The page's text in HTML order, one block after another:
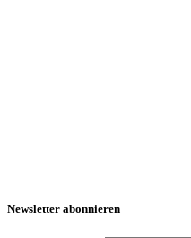
Newsletter abonnieren